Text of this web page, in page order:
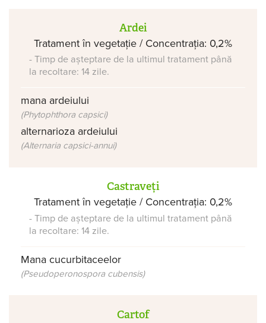
Ardei
Tratament în vegetație / Concentrația: 0,2%
- Timp de așteptare de la ultimul tratament până
la recoltare: 14 zile.
mana ardeiului
(Phytophthora capsici)
alternarioza ardeiului
(Alternaria capsici-annui)
Castraveți
Tratament în vegetație / Concentrația: 0,2%
- Timp de așteptare de la ultimul tratament până
la recoltare: 14 zile.
Mana cucurbitaceelor
(Pseudoperonospora cubensis)
Cartof